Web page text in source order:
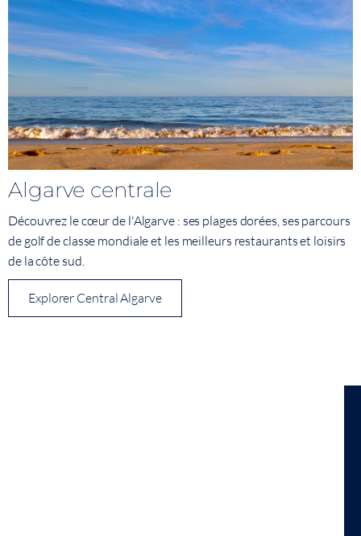
Algarve centrale
Découvrez le cœur de l'Algarve : ses plages dorées, ses parcours
de golf de classe mondiale et les meilleurs restaurants et loisirs
de la côte sud.
Explorer Central Algarve